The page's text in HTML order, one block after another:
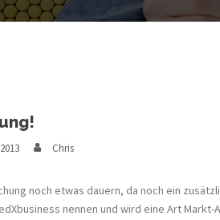
Chris
noch etwas dauern, da noch ein
nennen und wird eine Art Markt-